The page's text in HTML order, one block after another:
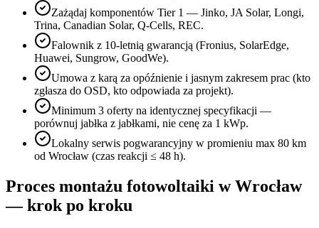
Zażądaj komponentów Tier 1 — Jinko, JA Solar, Longi,
Trina, Canadian Solar, Q-Cells, REC.
Falownik z 10-letnią gwarancją (Fronius, SolarEdge,
Huawei, Sungrow, GoodWe).
Umowa z karą za opóźnienie i jasnym zakresem prac (kto
zgłasza do OSD, kto odpowiada za projekt).
Minimum 3 oferty na identycznej specyfikacji —
porównuj jabłka z jabłkami, nie cenę za 1 kWp.
Lokalny serwis pogwarancyjny w promieniu max 80 km
od Wrocław (czas reakcji ≤ 48 h).
Proces montażu fotowoltaiki wWrocław
— krok po kroku